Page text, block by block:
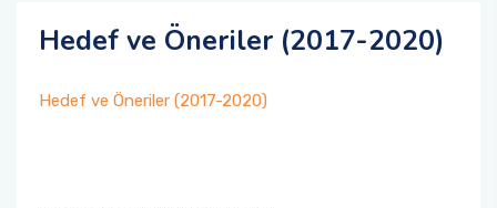
Hedef ve Öneriler (2017-2020)
Hedef ve Öneriler (2017-2020)